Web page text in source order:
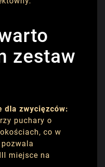
zestaw
dla zwycięzców:
puchary o
co w
miejsce na